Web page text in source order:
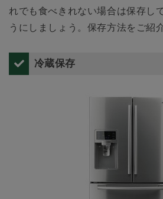
れでも食べきれない場合は保存し
うにしましょう。保存方法をご紹
冷蔵保存